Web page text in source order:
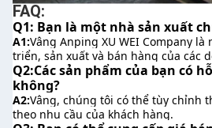
FAQ:
Q1: Bạn là một nhà sản xuất
A1:Vâng Anping XU WEI Company
triển, sản xuất và bán hàng của các
Q2:Các sản phẩm của bạn có
không?
A2:Vâng, chúng tôi có thể tùy chỉnh
theo nhu cầu của khách hàng.